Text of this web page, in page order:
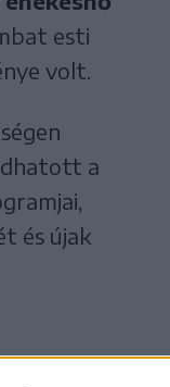
esti
volt.
a
és újak